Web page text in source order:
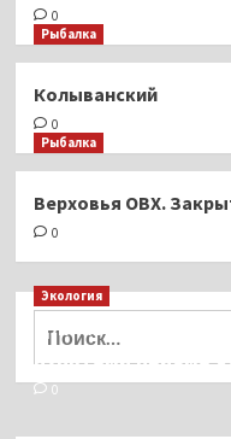
0
Рыбалка
Колыванский
0
Рыбалка
Верховья ОВХ.
0
Экология
Для
пунктами приёма
0